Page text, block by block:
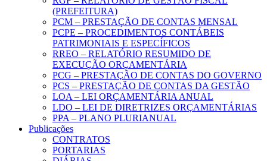
(PREFEITURA)
PCM – PRESTAÇÃO DE CONTAS MENSAL
PCPE – PROCEDIMENTOS CONTÁBEIS
PATRIMONIAIS E ESPECÍFICOS
RREO – RELATÓRIO RESUMIDO DE
EXECUÇÃO ORÇAMENTÁRIA
PCG – PRESTAÇÃO DE CONTAS DO GOVERNO
PCS – PRESTAÇÃO DE CONTAS DA GESTÃO
LOA – LEI ORÇAMENTÁRIA ANUAL
LDO – LEI DE DIRETRIZES ORÇAMENTÁRIAS
PPA – PLANO PLURIANUAL
Publicações
CONTRATOS
PORTARIAS